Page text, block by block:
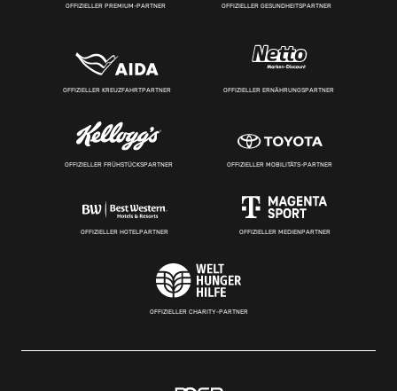
OFFIZIELLER PREMIUM-PARTNER OFFIZIELLER GESUNDHEITSPARTNER
OFFIZIELLER KREUZFAHRTPARTNER OFFIZIELLER ERNÄHRUNGSPARTNER
OFFIZIELLER FRÜHSTÜCKSPARTNER OFFIZIELLER MOBILITÄTS-PARTNER
OFFIZIELLER HOTELPARTNER OFFIZIELLER MEDIENPARTNER
OFFIZIELLER CHARITY-PARTNER